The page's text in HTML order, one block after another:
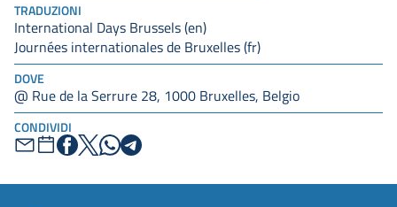
TRADUZIONI
International Days Brussels (en)
Journées internationales de Bruxelles (fr)
DOVE
@ Rue de la Serrure 28, 1000 Bruxelles, Belgio
CONDIVIDI